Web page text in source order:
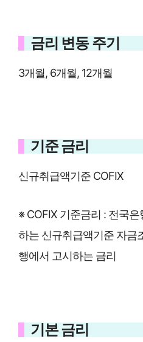
금리 변동 주기
3개월, 6개월, 12개월
기준 금리
신규취급액기준 COFIX
※ COFIX 기준금리 : 전국
하는 신규취급액기준 자금
행에서 고시하는 금리
기본 금리